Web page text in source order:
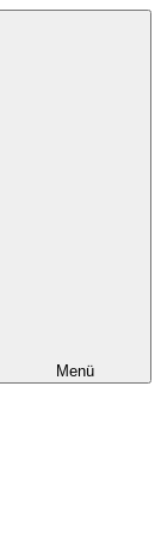
Menü